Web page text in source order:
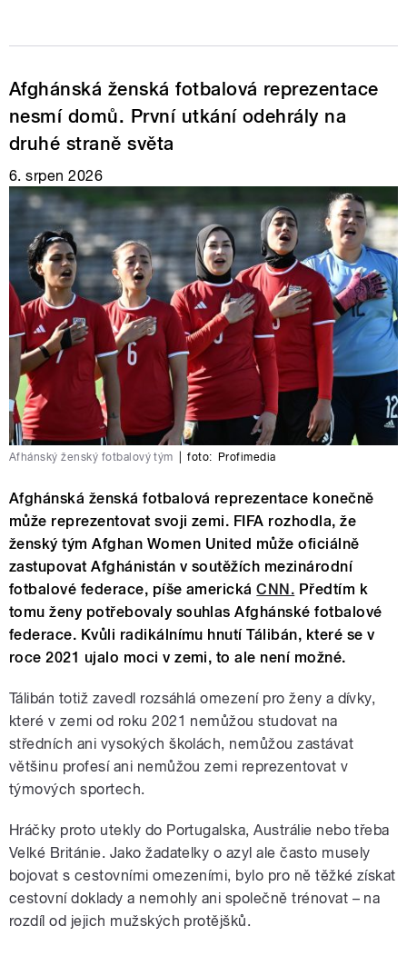
Afghánská ženská fotbalová reprezentace
nesmí domů. První utkání odehrály na
druhé straně světa
6. srpen 2026
Afhánský ženský fotbalový tým foto: Profimedia
Afghánská ženská fotbalová reprezentace konečně
může reprezentovat svoji zemi. FIFA rozhodla, že
ženský tým Afghan Women United může oficiálně
zastupovat Afghánistán v soutěžích mezinárodní
fotbalové federace, píše americkáCNN. Předtím k
tomu ženy potřebovaly souhlas Afghánské fotbalové
federace. Kvůli radikálnímu hnutí Tálibán, které se v
roce 2021 ujalo moci v zemi, to ale není možné.
Tálibán totiž zavedl rozsáhlá omezení pro ženy a dívky,
které v zemi od roku 2021 nemůžou studovat na
středních ani vysokých školách, nemůžou zastávat
většinu profesí ani nemůžou zemi reprezentovat v
týmových sportech.
Hráčky proto utekly do Portugalska, Austrálie nebo třeba
Velké Británie. Jako žadatelky o azyl ale často musely
bojovat s cestovními omezeními, bylo pro ně těžké získat
cestovní doklady a nemohly ani společně trénovat – na
rozdíl od jejich mužských protějšků.